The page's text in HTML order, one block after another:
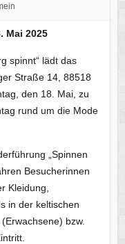
Mai 2025
spinnt“ lädt das
Straße 14, 88518
den 18. Mai, zu
rund um die Mode
„Spinnen
Besucherinnen
Kleidung,
in der keltischen
bzw.